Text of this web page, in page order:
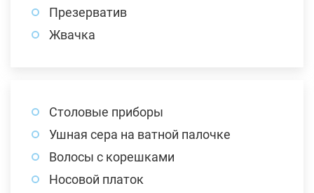
Презерватив
Жвачка
Столовые приборы
Ушная сера на ватной палочке
Волосы с корешками
Носовой платок